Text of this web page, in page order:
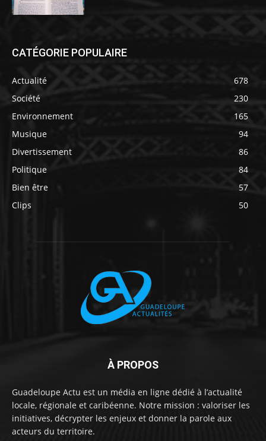
CATÉGORIE POPULAIRE
Actualité
678
Société
230
Environnement
165
Musique
94
Divertissement
86
Politique
84
Bien être
57
Clips
50
À PROPOS
Guadeloupe Actu est un média en ligne dédié à l’actualité
locale, régionale et caribéenne. Notre mission : valoriser les
initiatives, décrypter les enjeux et donner la parole aux
acteurs du territoire.